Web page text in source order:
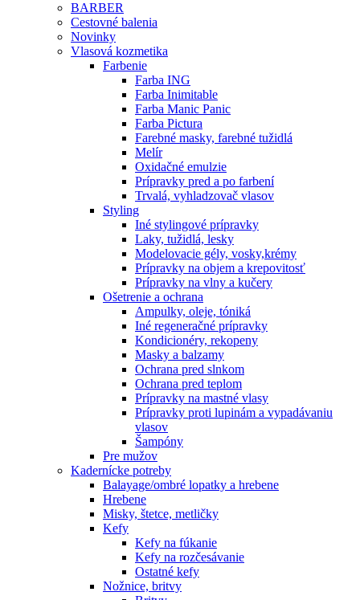
BARBER
Cestovné balenia
Novinky
Vlasová kozmetika
Farbenie
Farba ING
Farba Inimitable
Farba Manic Panic
Farba Pictura
Farebné masky, farebné tužidlá
Melír
Oxidačné emulzie
Prípravky pred a po farbení
Trvalá, vyhladzovač vlasov
Styling
Iné stylingové prípravky
Laky, tužidlá, lesky
Modelovacie gély, vosky,krémy
Prípravky na objem a krepovitosť
Prípravky na vlny a kučery
Ošetrenie a ochrana
Ampulky, oleje, tóniká
Iné regeneračné prípravky
Kondicionéry, rekopeny
Masky a balzamy
Ochrana pred slnkom
Ochrana pred teplom
Prípravky na mastné vlasy
Prípravky proti lupinám a vypadávaniu
vlasov
Šampóny
Pre mužov
Kadernícke potreby
Balayage/ombré lopatky a hrebene
Hrebene
Misky, štetce, metličky
Kefy
Kefy na fúkanie
Kefy na rozčesávanie
Ostatné kefy
Nožnice, britvy